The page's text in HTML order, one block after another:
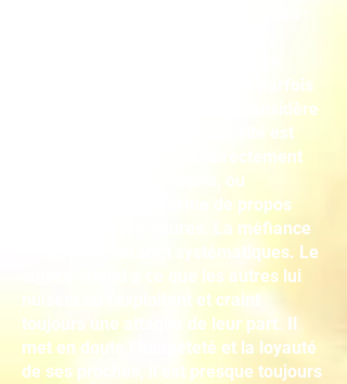
jugement. Il est orgueilleux et parfois
méprisant pour autrui, et se considère
comme supérieur. L’agressivité est
importante, exprimée indirectement
par une pointe de mépris, ou
directement sous forme de propos
désagréables, d’injures. La méfiance
et la suspicion sont systématiques. Le
sujet s’attend à ce que les autres lui
nuisent ou l’exploitent et craint
toujours une attaque de leur part. Il
met en doute l’honnêteté et la loyauté
de ses proches, il est presque toujours